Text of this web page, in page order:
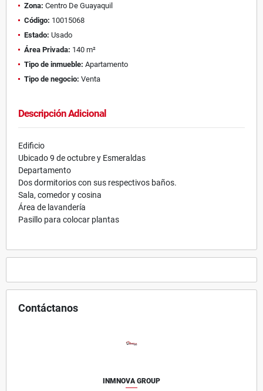
Zona: Centro De Guayaquil
Código: 10015068
Estado: Usado
Área Privada: 140 m²
Tipo de inmueble: Apartamento
Tipo de negocio: Venta
Descripción Adicional
Edificio
Ubicado 9 de octubre y Esmeraldas
Departamento
Dos dormitorios con sus respectivos baños.
Sala, comedor y cosina
Área de lavandería
Pasillo para colocar plantas
Contáctanos
INMNOVA GROUP